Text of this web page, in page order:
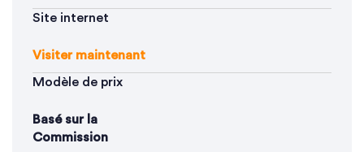
Site internet
Visiter maintenant
Modèle de prix
Basé sur la
Commission